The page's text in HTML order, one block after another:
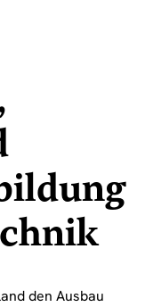
den Ausbau